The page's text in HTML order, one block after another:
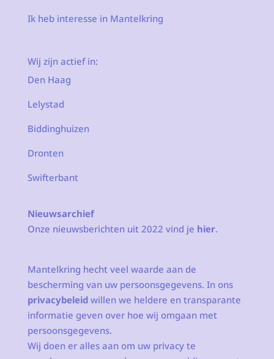
Ik heb interesse in Mantelkring
Wij zijn actief in:
Den Haag
Lelystad
Biddinghuizen
Dronten
Swifterbant
Nieuwsarchief
Onze nieuwsberichten uit 2022 vind je hier.
Mantelkring hecht veel waarde aan de
bescherming van uw persoonsgegevens. In ons
privacybeleidwillen we heldere en transparante
informatie geven over hoe wij omgaan met
persoonsgegevens.
Wij doen er alles aan om uw privacy te